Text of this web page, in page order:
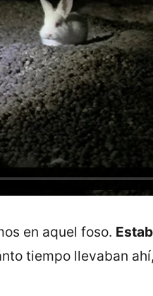
en aquel foso.
tiempo llevaban